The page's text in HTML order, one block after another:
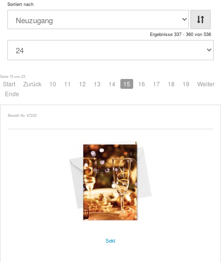
Sortiert nach
Ergebnisse 337 - 360 von 536
Seite 15 von 23
Start Zurück 10 11 12 13 14 15 16 17 18 19
Weiter
Ende
Bestell-Nr. 47233
Sekt